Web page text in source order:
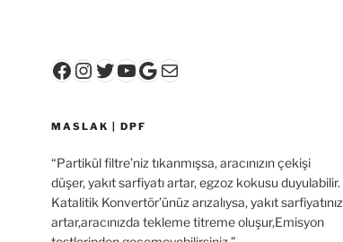
Facebook
Instagram
Twitter
YouTube
Google
E-posta
MASLAK | DPF
“Partikül filtre’niz tıkanmışsa, aracınızın çekişi
düşer, yakıt sarfiyatı artar, egzoz kokusu duyulabilir.
Katalitik Konvertör’ünüz arızalıysa, yakıt sarfiyatınız
artar,aracınızda tekleme titreme oluşur,Emisyon